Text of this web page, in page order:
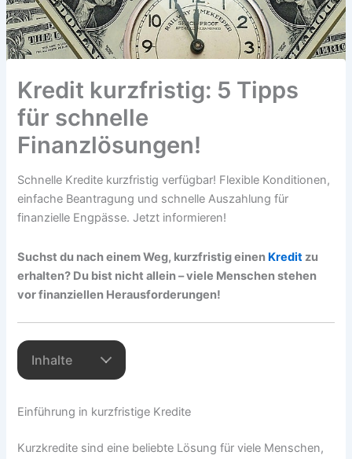
Kredit kurzfristig: 5 Tipps
für schnelle
Finanzlösungen!
Schnelle Kredite kurzfristig verfügbar! Flexible Konditionen,
einfache Beantragung und schnelle Auszahlung für
finanzielle Engpässe. Jetzt informieren!
Suchst du nach einem Weg, kurzfristig einen Kredit zu
erhalten? Du bist nicht allein – viele Menschen stehen
vor finanziellen Herausforderungen!
Inhalte
Einführung in kurzfristige Kredite
Kurzkredite sind eine beliebte Lösung für viele Menschen,